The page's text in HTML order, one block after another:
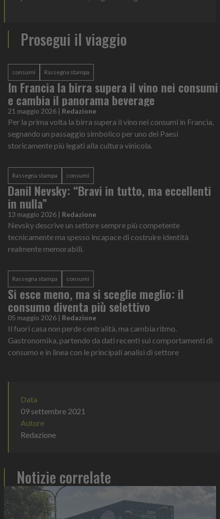
Prosegui il viaggio
consumi Rassegna stampa
In Francia la birra supera il vino nei consumi
e cambia il panorama beverage
21 maggio 2026 | Redazione
Per la prima volta la birra supera il vino nei consumi in Francia,
segnando un passaggio simbolico per uno dei Paesi
storicamente più legati alla cultura vinicola.
Rassegna stampa consumi
Danil Nevsky: “Bravi in tutto, ma eccellenti
in nulla”
13 maggio 2026 | Redazione
Nevsky descrive un settore sempre più competente
tecnicamente ma spesso incapace di costruire identità
realmente memorabili.
Rassegna stampa consumi
Si esce meno, ma si sceglie meglio: il
consumo diventa più selettivo
05 maggio 2026 | Redazione
Il fuori casa non perde centralità, ma cambia ritmo.
Gastronomika, partendo da dati recenti sui comportamenti di
consumo e in linea con le principali analisi di settore
Data
09 settembre 2021
Autore
Redazione
Notizie correlate